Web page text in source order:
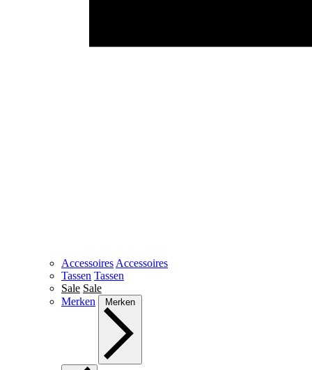
Accessoires Accessoires
Tassen Tassen
Sale Sale
Merken
Merken